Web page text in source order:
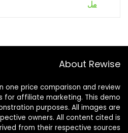
About Rewise
one price comparison and review
for affiliate marketing. This demo
purposes. All images are
owners. All content cited is
from their respective sources.